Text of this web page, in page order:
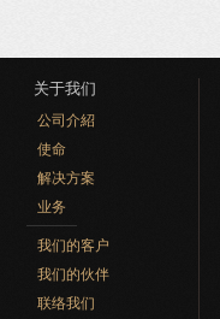
关于我们
公司介紹
使命
解决方案
业务
我们的客户
我们的伙伴
联络我们